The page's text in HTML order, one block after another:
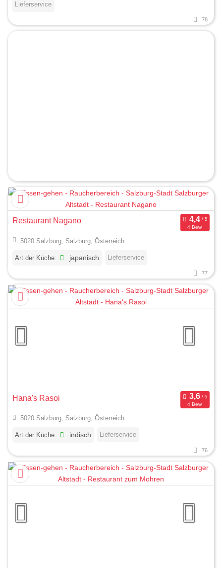
Lieferservice
78
Restaurant Nagano
4 Bew.
5020 Salzburg, Salzburg, Österreich
Art der Küche: japanisch Lieferservice
77
Hana's Rasoi
4 Bew.
5020 Salzburg, Salzburg, Österreich
Art der Küche: indisch Lieferservice
76